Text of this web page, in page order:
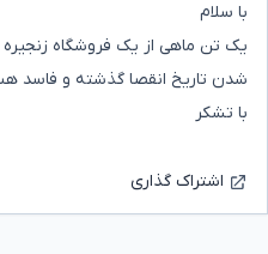
با سلام
یک تن ماهی از یک فروشگاه
شدن تاریخ انقصا گذشته و فاسد
با تشکر
اشتراک گذاری